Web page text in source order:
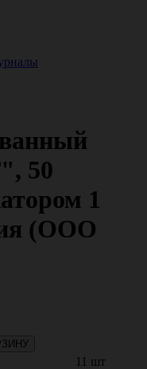
50
1
(ООО
11 шт